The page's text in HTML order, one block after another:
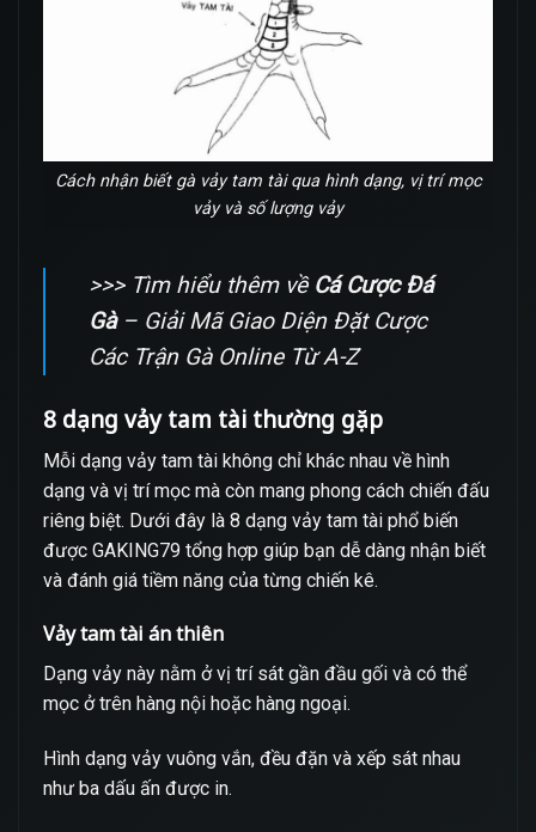
Cách nhận biết gà vảy tam tài qua hình dạng, vị trí mọc
vảy và số lượng vảy
>>> Tìm hiểu thêm về Cá Cược Đá
Gà– Giải Mã Giao Diện Đặt Cược
Các Trận Gà Online Từ A-Z
8 dạng vảy tam tài thường gặp
Mỗi dạng vảy tam tài không chỉ khác nhau về hình
dạng và vị trí mọc mà còn mang phong cách chiến đấu
riêng biệt. Dưới đây là 8 dạng vảy tam tài phổ biến
được GAKING79 tổng hợp giúp bạn dễ dàng nhận biết
và đánh giá tiềm năng của từng chiến kê.
Vảy tam tài án thiên
Dạng vảy này nằm ở vị trí sát gần đầu gối và có thể
mọc ở trên hàng nội hoặc hàng ngoại.
Hình dạng vảy vuông vắn, đều đặn và xếp sát nhau
như ba dấu ấn được in.